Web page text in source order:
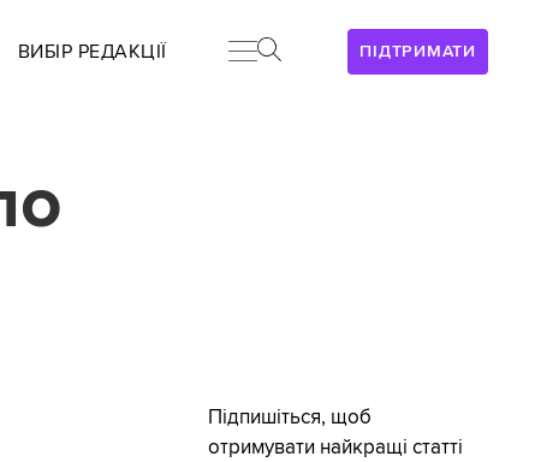
ПІДТРИМАТИ
ВИБІР РЕДАКЦІЇ
Підпишіться, щоб
отримувати найкращі статті